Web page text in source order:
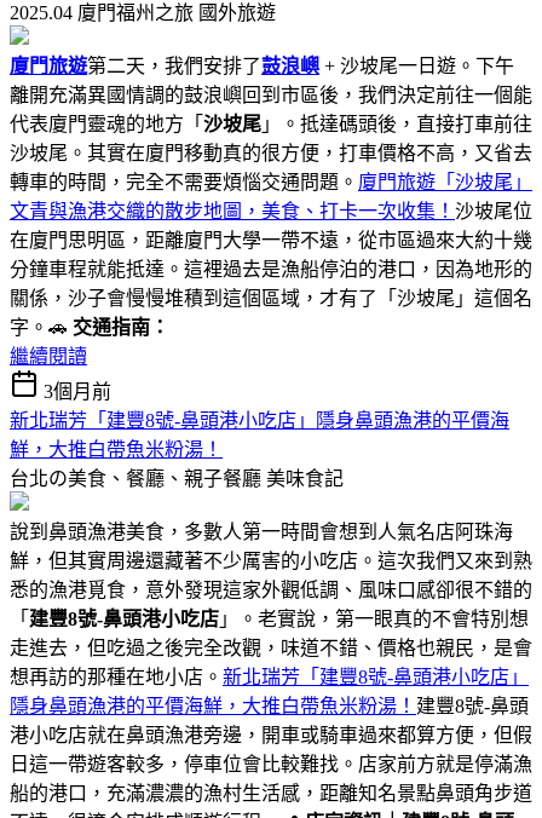
2025.04 廈門福州之旅 國外旅遊
廈門旅遊第二天，我們安排了鼓浪嶼 + 沙坡尾一日遊。下午
離開充滿異國情調的鼓浪嶼回到市區後，我們決定前往一個能
代表廈門靈魂的地方「 沙坡尾 」。抵達碼頭後，直接打車前往
沙坡尾。其實在廈門移動真的很方便，打車價格不高，又省去
轉車的時間，完全不需要煩惱交通問題。 廈門旅遊「沙坡尾」
文青與漁港交織的散步地圖，美食、打卡一次收集！ 沙坡尾位
在廈門思明區，距離廈門大學一帶不遠，從市區過來大約十幾
分鐘車程就能抵達。這裡過去是漁船停泊的港口，因為地形的
關係，沙子會慢慢堆積到這個區域，才有了「沙坡尾」這個名
字。🚗 交通指南：
繼續閱讀
3個月前
新北瑞芳「建豐8號-鼻頭港小吃店」隱身鼻頭漁港的平價海
鮮，大推白帶魚米粉湯！
台北の美食、餐廳、親子餐廳 美味食記
說到鼻頭漁港美食，多數人第一時間會想到人氣名店阿珠海
鮮，但其實周邊還藏著不少厲害的小吃店。這次我們又來到熟
悉的漁港覓食，意外發現這家外觀低調、風味口感卻很不錯的
「 建豐8號-鼻頭港小吃店 」。老實說，第一眼真的不會特別想
走進去，但吃過之後完全改觀，味道不錯、價格也親民，是會
想再訪的那種在地小店。 新北瑞芳「建豐8號-鼻頭港小吃店」
隱身鼻頭漁港的平價海鮮，大推白帶魚米粉湯！ 建豐8號-鼻頭
港小吃店就在鼻頭漁港旁邊，開車或騎車過來都算方便，但假
日這一帶遊客較多，停車位會比較難找。店家前方就是停滿漁
船的港口，充滿濃濃的漁村生活感，距離知名景點鼻頭角步道